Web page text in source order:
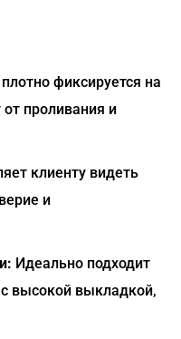
фиксируется на
проливания и
клиенту видеть
и
Идеально подходит
высокой выкладкой,